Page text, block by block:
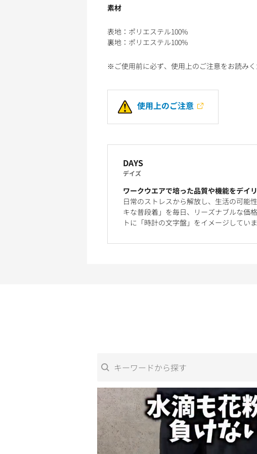
素材
表地：ポリエステル100%
裏地：ポリエステル100%
※ご使用前に必ず、使用上のご注意をお読みく
使用上のご注意
DAYS
デイズ
ワークウエアで培った品質や機能をデイ
日常のストレスから解放し、生活の可能
キな普段着」を毎日、リーズナブルな価
トに「時計の文字盤」をイメージしていま